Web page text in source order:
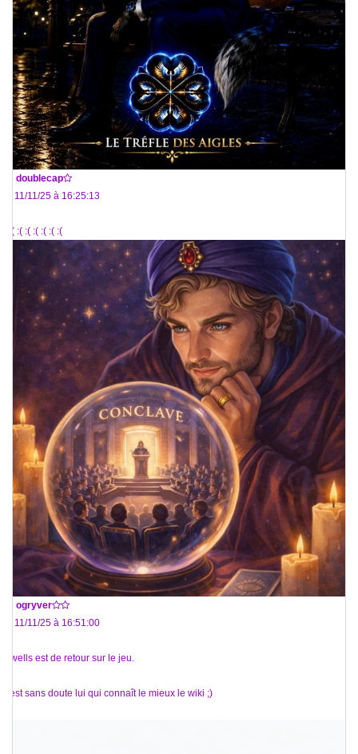
doublecap
Le 11/11/25 à 16:25:13
:( :( :( :( :( :( :( :(
ogryver
Le 11/11/25 à 16:51:00
@wells est de retour sur le jeu.
C'est sans doute lui qui connaît le mieux le wiki ;)